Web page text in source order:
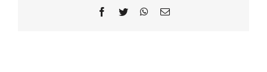
Facebook
Twitter WhatsApp
Correo